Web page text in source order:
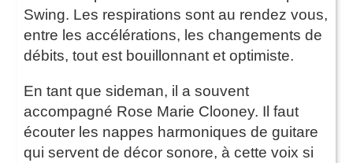
Swing. Les respirations sont au rendez vous,
entre les accélérations, les changements de
débits, tout est bouillonnant et optimiste.
En tant que sideman, il a souvent
accompagné Rose Marie Clooney. Il faut
écouter les nappes harmoniques de guitare
qui servent de décor sonore, à cette voix si